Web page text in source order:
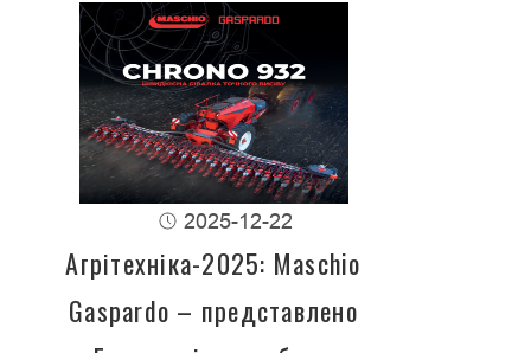
2025-12-22
Агрітехніка-2025: Maschio
Gaspardo – представлено